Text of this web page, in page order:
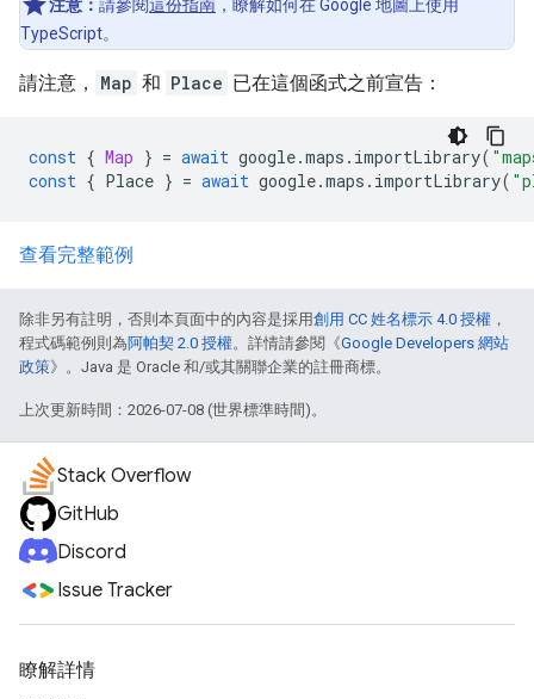
注意： 請參閱這份指南 ，瞭解如何在 Google 地圖上使用
TypeScript。
請注意， Map 和 Place 已在這個函式之前宣告：
const { Map } = await google.maps . importLibrary(
const { Place } = await google.maps . importLibrary(
查看完整範例
除非另有註明，否則本頁面中的內容是採用創用 CC 姓名標示 4.0 授權 ，
程式碼範例則為阿帕契 2.0 授權。詳情請參閱《Google Developers 網站
政策》。Java 是 Oracle 和/或其關聯企業的註冊商標。
上次更新時間：2026-07-08 (世界標準時間)。
Stack Overflow
GitHub
Discord
Issue Tracker
瞭解詳情